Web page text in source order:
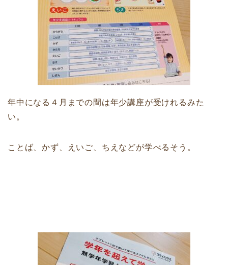
年中になる４月までの間は年少講座が受けれるみた
い。
ことば、かず、えいご、ちえなどが学べるそう。